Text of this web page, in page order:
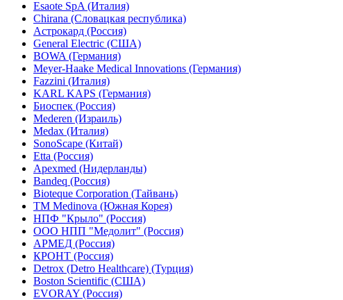
Esaote SpA (Италия)
Chirana (Словацкая республика)
Астрокард (Россия)
General Electric (США)
BOWA (Германия)
Meyer-Haake Medical Innovations (Германия)
Fazzini (Италия)
KARL KAPS (Германия)
Биоспек (Россия)
Mederen (Израиль)
Medax (Италия)
SonoScape (Китай)
Etta (Россия)
Apexmed (Нидерланды)
Bandeq (Россия)
Bioteque Corporation (Тайвань)
TM Medinova (Южная Корея)
НПФ "Крыло" (Россия)
ООО НПП "Медолит" (Россия)
АРМЕД (Россия)
КРОНТ (Россия)
Detrox (Detro Healthcare) (Турция)
Boston Scientific (США)
EVORAY (Россия)